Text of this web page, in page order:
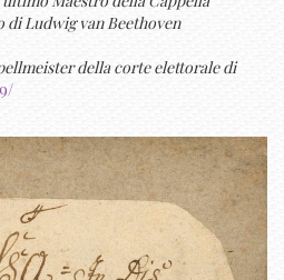
Ludwig van Beethoven
della corte elettorale di